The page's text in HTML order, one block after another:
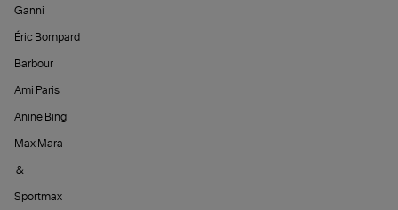
Ganni
Éric Bompard
Barbour
Ami Paris
Anine Bing
Max Mara
&
Sportmax